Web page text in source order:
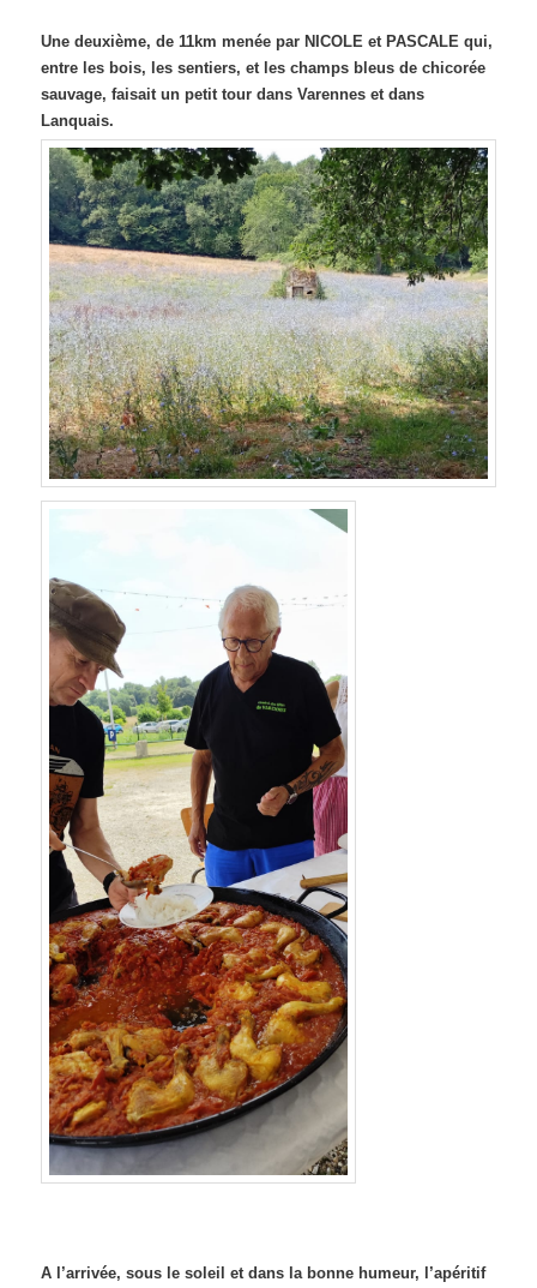
Une deuxième, de 11km menée par NICOLE et PASCALE qui,
entre les bois, les sentiers, et les champs bleus de chicorée
sauvage, faisait un petit tour dans Varennes et dans
Lanquais.
A l’arrivée, sous le soleil et dans la bonne humeur, l’apéritif